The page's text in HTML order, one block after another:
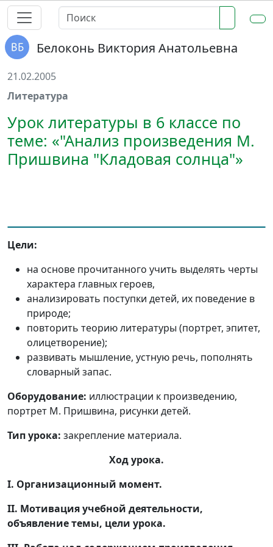
Белоконь Виктория Анатольевна
21.02.2005
Литература
Урок литературы в 6 классе по
теме: «"Анализ произведения М.
Пришвина "Кладовая солнца"»
Цели:
на основе прочитанного учить выделять черты
характера главных героев,
анализировать поступки детей, их поведение в
природе;
повторить теорию литературы (портрет, эпитет,
олицетворение);
развивать мышление, устную речь, пополнять
словарный запас.
Оборудование: иллюстрации к произведению,
портрет М. Пришвина, рисунки детей.
Тип урока: закрепление материала.
Ход урока.
I. Организационный момент.
II. Мотивация учебной деятельности,
объявление темы, цели урока.